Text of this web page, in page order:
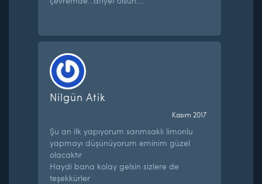
Nilgün Atik
Kasım 2017
Şu an ilk yapıyorum sarımsaklı limonlu
yapmayı düşünüyorum eminim güzel
olacaktır
Haydi bana kolay gelsin sizlere de
teşekkürler